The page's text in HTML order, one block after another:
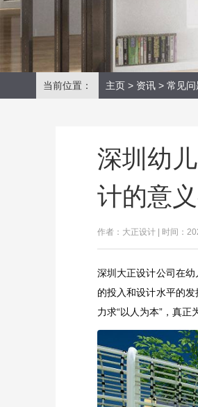
当前位置： 主页 > 资讯 > 常见问
深圳幼
计的意
作者：大正设计 | 时间：
深圳大正设计公司在
的投入和设计水平的
力求“以人为本”，真正